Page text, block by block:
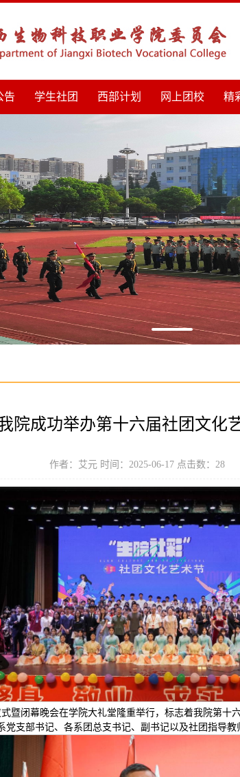
告 学生社团 西部计划 网上团校 精
院成功举办第十六届社团文化
作者：艾元 时间：2025-06-17 点击数： 28
暨闭幕晚会在学院大礼堂隆重举行，标志着我院第十
支部书记、各系团总支书记、副书记以及社团指导